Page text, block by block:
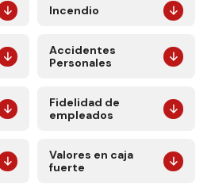
Incendio
Accidentes
Personales
Fidelidad de
empleados
Valores en caja
fuerte